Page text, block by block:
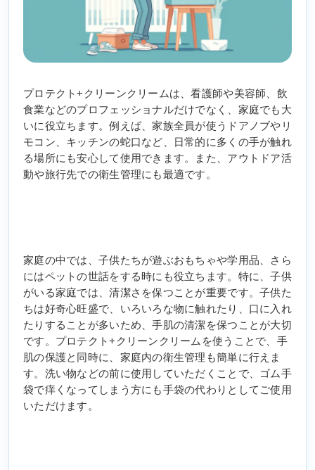
プロテクト+クリーンクリームは、看護師や美容師、飲
食業などのプロフェッショナルだけでなく、家庭でも大
いに役立ちます。例えば、家族全員が使うドアノブやリ
モコン、キッチンの蛇口など、日常的に多くの手が触れ
る場所にも安心して使用できます。また、アウトドア活
動や旅行先での衛生管理にも最適です。
家庭の中では、子供たちが遊ぶおもちゃや学用品、さら
にはペットの世話をする時にも役立ちます。特に、子供
がいる家庭では、清潔さを保つことが重要です。子供た
ちは好奇心旺盛で、いろいろな物に触れたり、口に入れ
たりすることが多いため、手肌の清潔を保つことが大切
です。プロテクト+クリーンクリームを使うことで、手
肌の保護と同時に、家庭内の衛生管理も簡単に行えま
す。洗い物などの前に使用していただくことで、ゴム手
袋で痒くなってしまう方にも手袋の代わりとしてご使用
いただけます。